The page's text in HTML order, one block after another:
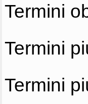
Termini
Termini
Termini